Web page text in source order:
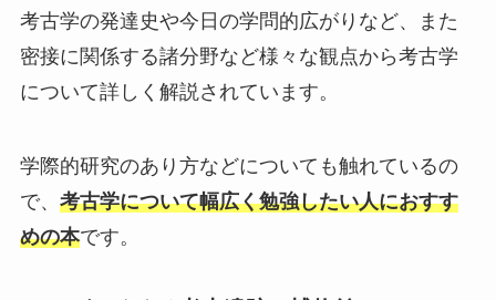
考古学の発達史や今日の学問的広がりなど、また
密接に関係する諸分野など様々な観点から考古学
について詳しく解説されています。
学際的研究のあり方などについても触れているの
で、 考古学について幅広く勉強したい人におすす
めの本です。